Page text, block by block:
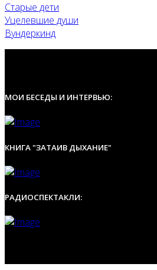
Старые дети
Уцелевшие души
Вундеркинд
МОИ БЕСЕДЫ И ИНТЕРВЬЮ:
КНИГА "ЗАТАИВ ДЫХАНИЕ"
РАДИОСПЕКТАКЛИ: